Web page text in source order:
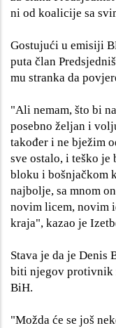
ni od koalicije sa
Gostujući u emisiji
puta član
mu stranka da
"Ali nemam, što bi
posebno željan i
također i ne bježim
sve ostalo, i teško
bloku i bošnjačkom
najbolje, sa mnom
novim licem, novim
kraja", kazao je
Stava je da je Denis
biti njegov protivnik
BiH.
"Možda će se još